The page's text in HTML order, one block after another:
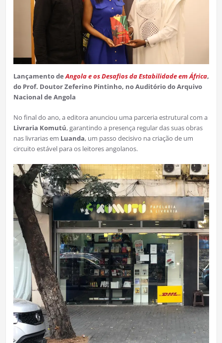
Lançamento deAngola e os Desafios da Estabilidade em África,
do Prof. Doutor Zeferino Pintinho, no Auditório do Arquivo
Nacional de Angola
No final do ano, a editora anunciou uma parceria estrutural com a
Livraria Komutú, garantindo a presença regular das suas obras
nas livrarias em Luanda, um passo decisivo na criação de um
circuito estável para os leitores angolanos.